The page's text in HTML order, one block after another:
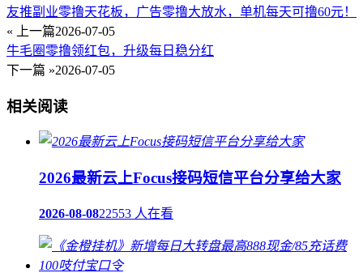
友推副业零撸天花板，广告零撸大放水，单机每天可撸60元！
« 上一篇2026-07-05
牛毛圈零撸领红包，升级每日稳分红
下一篇 »2026-07-05
相关阅读
2026最新云上Focus接码短信平台分享给大家
2026-08-0822553 人在看